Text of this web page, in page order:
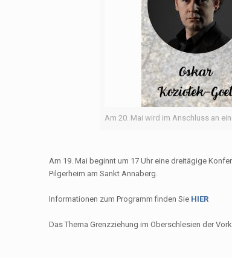
Am 20. Mai wird im Anschluss an
Am 19. Mai beginnt um 17 Uhr eine dreitägige
Pilgerheim am Sankt Annaberg.
Informationen zum Programm finden Sie HIER
Das Thema Grenzziehung im Oberschlesien der